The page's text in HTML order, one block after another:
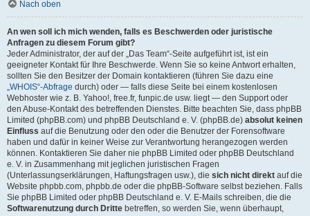
Nach oben
An wen soll ich mich wenden, falls es Beschwerden oder juristische
Anfragen zu diesem Forum gibt?
Jeder Administrator, der auf der „Das Team“-Seite aufgeführt ist, ist ein
geeigneter Kontakt für Ihre Beschwerde. Wenn Sie so keine Antwort erhalten,
sollten Sie den Besitzer der Domain kontaktieren (führen Sie dazu eine
„WHOIS“-Abfrage durch) oder — falls diese Seite bei einem kostenlosen
Webhoster wie z. B. Yahoo!, free.fr, funpic.de usw. liegt — den Support oder
den Abuse-Kontakt des betreffenden Dienstes. Bitte beachten Sie, dass phpBB
Limited (phpBB.com) und phpBB Deutschland e. V. (phpBB.de) absolut keinen
Einfluss auf die Benutzung oder den oder die Benutzer der Forensoftware
haben und dafür in keiner Weise zur Verantwortung herangezogen werden
können. Kontaktieren Sie daher nie phpBB Limited oder phpBB Deutschland
e. V. in Zusammenhang mit jeglichen juristischen Fragen
(Unterlassungserklärungen, Haftungsfragen usw.), die sich nicht direkt auf die
Website phpbb.com, phpbb.de oder die phpBB-Software selbst beziehen. Falls
Sie phpBB Limited oder phpBB Deutschland e. V. E-Mails schreiben, die die
Softwarenutzung durch Dritte betreffen, so werden Sie, wenn überhaupt,